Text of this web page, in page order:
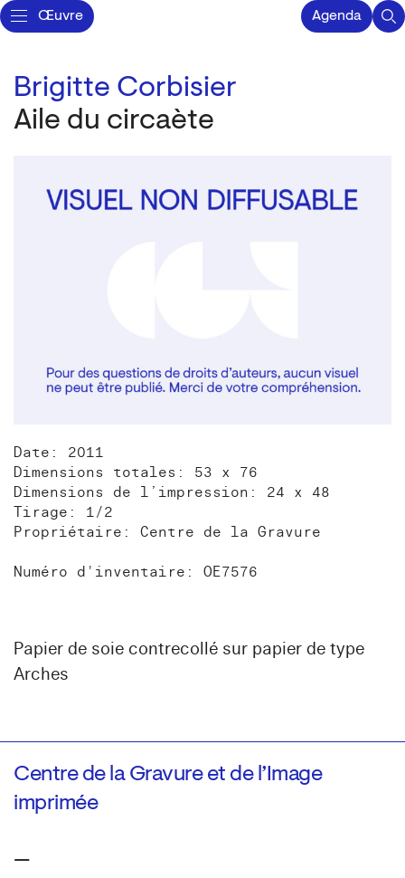
Œuvre Agenda
Brigitte Corbisier
Aile du circaète
Date: 2011
Dimensions totales: 53 x 76
Dimensions de l’impression: 24 x 48
Tirage: 1/2
Propriétaire: Centre de la Gravure
Numéro d'inventaire: OE7576
Papier de soie contrecollé sur papier de type
Arches
Centre de la Gravure et de l’Image
imprimée
—